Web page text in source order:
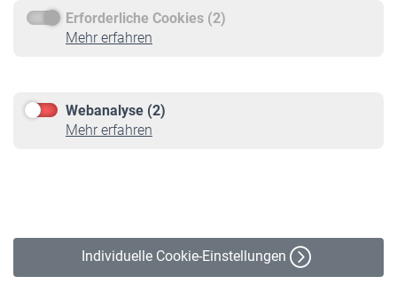
Erforderliche Cookies (2)
Mehr erfahren
Webanalyse (2)
Mehr erfahren
Individuelle Cookie-Einstellungen
Service
Informationen
Online-Rechner
VBLnewsletter
Erklärung zur Barrierefreiheit